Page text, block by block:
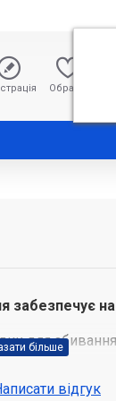
Обране
забезпечує
для
відгук